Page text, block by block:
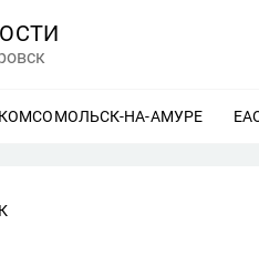
ЕЩЕ
КОМСОМОЛЬСК-НА-АМУРЕ